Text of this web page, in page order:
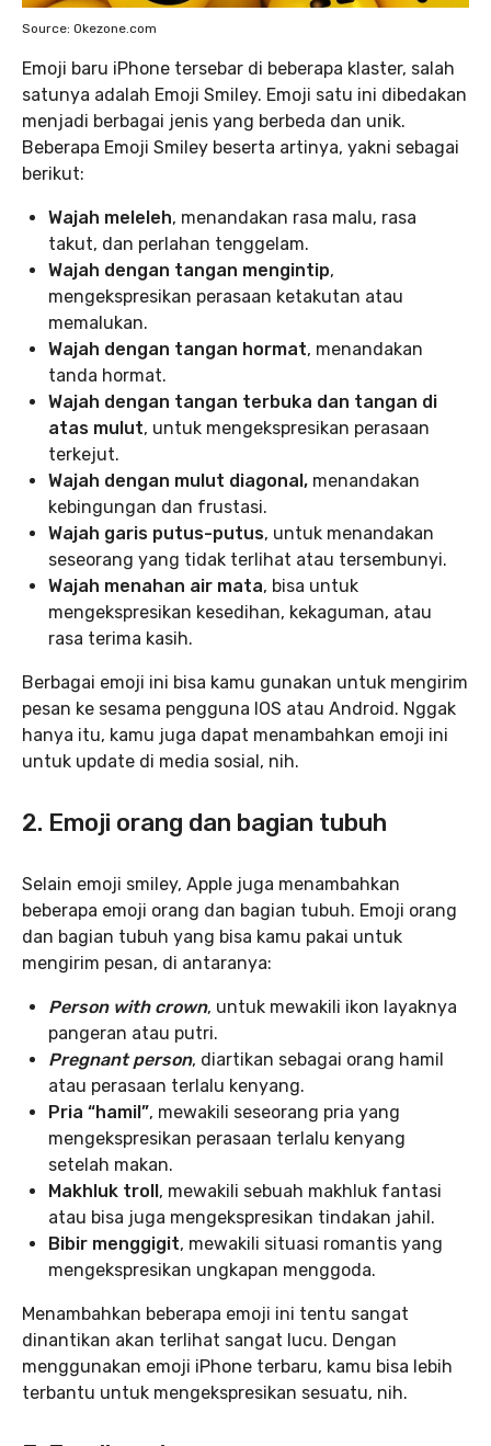
Source: Okezone.com
Emoji baru iPhone tersebar di beberapa klaster, salah
satunya adalah Emoji Smiley. Emoji satu ini dibedakan
menjadi berbagai jenis yang berbeda dan unik.
Beberapa Emoji Smiley beserta artinya, yakni sebagai
berikut:
Wajah meleleh, menandakan rasa malu, rasa
takut, dan perlahan tenggelam.
Wajah dengan tangan mengintip,
mengekspresikan perasaan ketakutan atau
memalukan.
Wajah dengan tangan hormat, menandakan
tanda hormat.
Wajah dengan tangan terbuka dan tangan di
atas mulut, untuk mengekspresikan perasaan
terkejut.
Wajah dengan mulut diagonal, menandakan
kebingungan dan frustasi.
Wajah garis putus-putus, untuk menandakan
seseorang yang tidak terlihat atau tersembunyi.
Wajah menahan air mata, bisa untuk
mengekspresikan kesedihan, kekaguman, atau
rasa terima kasih.
Berbagai emoji ini bisa kamu gunakan untuk mengirim
pesan ke sesama pengguna IOS atau Android. Nggak
hanya itu, kamu juga dapat menambahkan emoji ini
untuk update di media sosial, nih.
2. Emoji orang dan bagian tubuh
Selain emoji smiley, Apple juga menambahkan
beberapa emoji orang dan bagian tubuh. Emoji orang
dan bagian tubuh yang bisa kamu pakai untuk
mengirim pesan, di antaranya:
Person with crown, untuk mewakili ikon layaknya
pangeran atau putri.
Pregnant person, diartikan sebagai orang hamil
atau perasaan terlalu kenyang.
Pria “hamil”, mewakili seseorang pria yang
mengekspresikan perasaan terlalu kenyang
setelah makan.
Makhluk troll, mewakili sebuah makhluk fantasi
atau bisa juga mengekspresikan tindakan jahil.
Bibir menggigit, mewakili situasi romantis yang
mengekspresikan ungkapan menggoda.
Menambahkan beberapa emoji ini tentu sangat
dinantikan akan terlihat sangat lucu. Dengan
menggunakan emoji iPhone terbaru, kamu bisa lebih
terbantu untuk mengekspresikan sesuatu, nih.